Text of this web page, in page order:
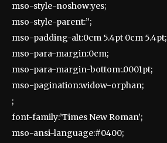
mso-style-noshow:yes;
mso-style-parent:”;
mso-padding-alt:0cm 5.4pt 0cm 5.4pt;
mso-para-margin:0cm;
mso-para-margin-bottom:.0001pt;
mso-pagination:widow-orphan;
;
font-family:’Times New Roman’;
mso-ansi-language:#0400;